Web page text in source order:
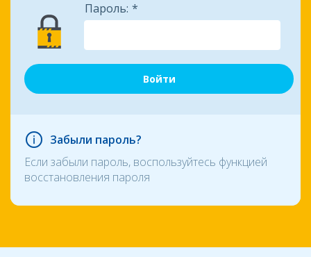
Пароль:
Забыли пароль?
Если забыли пароль, воспользуйтесь функцией
восстановления пароля